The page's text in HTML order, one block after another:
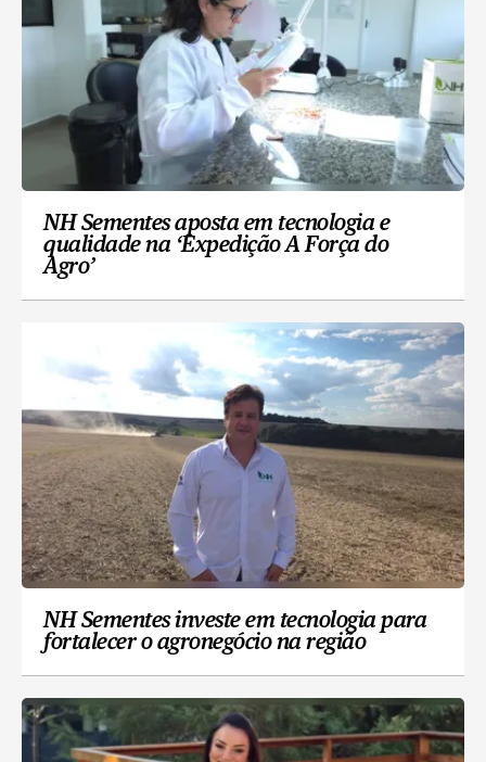
NH Sementes aposta em tecnologia e
qualidade na ‘Expedição A Força do
Agro’
NH Sementes investe em tecnologia para
fortalecer o agronegócio na região